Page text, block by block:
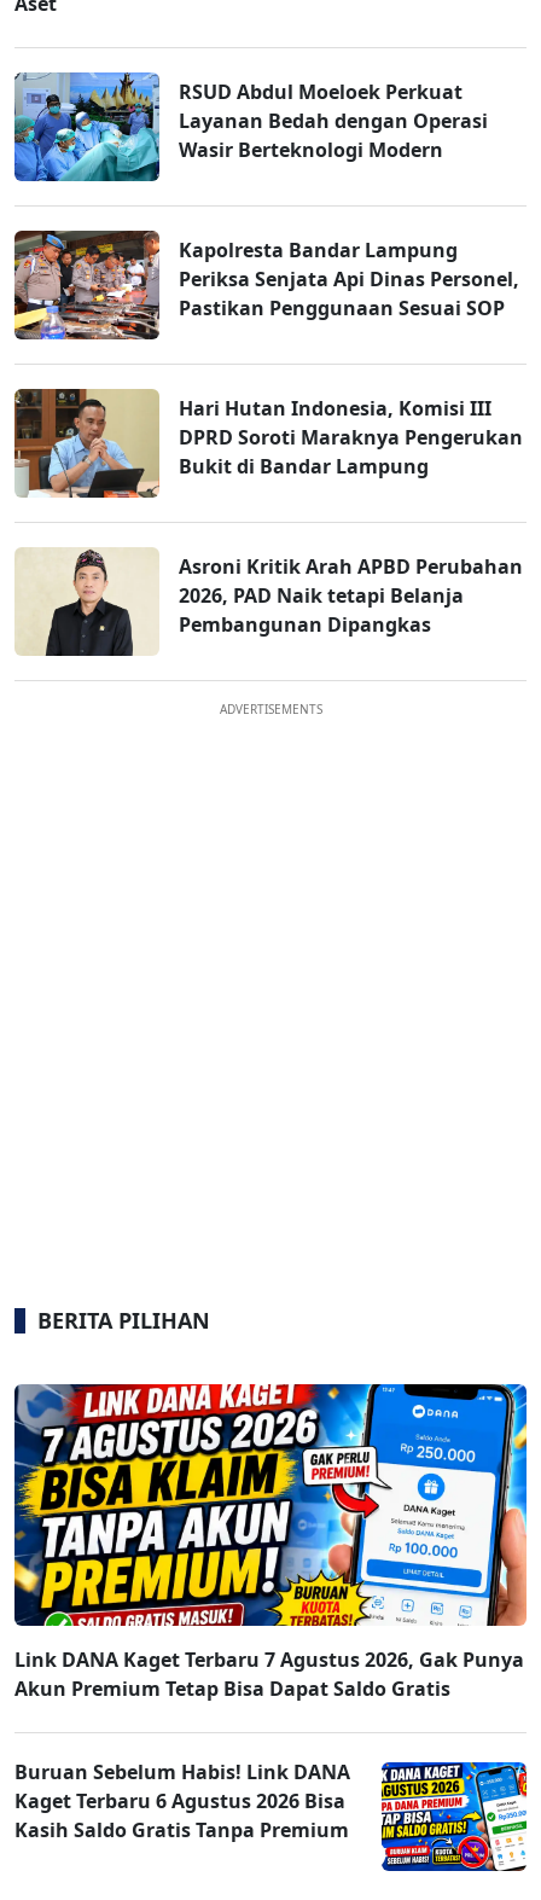
RSUD Abdul Moeloek Perkuat
Layanan Bedah dengan Operasi
Wasir Berteknologi Modern
Kapolresta Bandar Lampung
Periksa Senjata Api Dinas Personel,
Pastikan Penggunaan Sesuai SOP
Hari Hutan Indonesia, Komisi III
DPRD Soroti Maraknya Pengerukan
Bukit di Bandar Lampung
Asroni Kritik Arah APBD Perubahan
2026, PAD Naik tetapi Belanja
Pembangunan Dipangkas
ADVERTISEMENTS
BERITA PILIHAN
Link DANA Kaget Terbaru 7 Agustus 2026, Gak Punya
Akun Premium Tetap Bisa Dapat Saldo Gratis
Buruan Sebelum Habis! Link DANA
Kaget Terbaru 6 Agustus 2026 Bisa
Kasih Saldo Gratis Tanpa Premium